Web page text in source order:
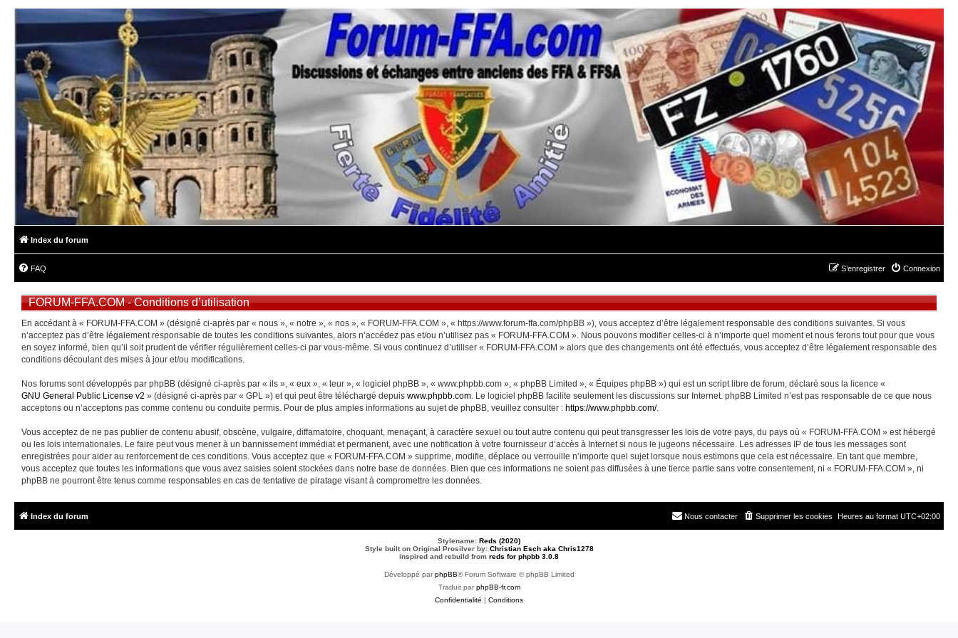
Index du forum
FAQ Connexion
S’enregistrer
FORUM-FFA.COM - Conditions d’utilisation
En accédant à « FORUM-FFA.COM » (désigné ci-après par « nous », « notre », « nos », « FORUM-FFA.COM », « https://www.forum-ffa.com/phpBB »), vous acceptez d’être légalement responsable des conditions suivantes. Si vous
n’acceptez pas d’être légalement responsable de toutes les conditions suivantes, alors n’accédez pas et/ou n’utilisez pas « FORUM-FFA.COM ». Nous pouvons modifier celles-ci à n’importe quel moment et nous ferons tout pour que vous
en soyez informé, bien qu’il soit prudent de vérifier régulièrement celles-ci par vous-même. Si vous continuez d’utiliser « FORUM-FFA.COM » alors que des changements ont été effectués, vous acceptez d’être légalement responsable des
conditions découlant des mises à jour et/ou modifications.
Nos forums sont développés par phpBB (désigné ci-après par « ils », « eux », « leur », « logiciel phpBB », « www.phpbb.com », « phpBB Limited », « Équipes phpBB ») qui est un script libre de forum, déclaré sous la licence «
GNU General Public License v2 » (désigné ci-après par « GPL ») et qui peut être téléchargé depuis www.phpbb.com. Le logiciel phpBB facilite seulement les discussions sur Internet. phpBB Limited n’est pas responsable de ce que nous
acceptons ou n’acceptons pas comme contenu ou conduite permis. Pour de plus amples informations au sujet de phpBB, veuillez consulter : https://www.phpbb.com/.
Vous acceptez de ne pas publier de contenu abusif, obscène, vulgaire, diffamatoire, choquant, menaçant, à caractère sexuel ou tout autre contenu qui peut transgresser les lois de votre pays, du pays où « FORUM-FFA.COM » est hébergé
ou les lois internationales. Le faire peut vous mener à un bannissement immédiat et permanent, avec une notification à votre fournisseur d’accès à Internet si nous le jugeons nécessaire. Les adresses IP de tous les messages sont
enregistrées pour aider au renforcement de ces conditions. Vous acceptez que « FORUM-FFA.COM » supprime, modifie, déplace ou verrouille n’importe quel sujet lorsque nous estimons que cela est nécessaire. En tant que membre,
vous acceptez que toutes les informations que vous avez saisies soient stockées dans notre base de données. Bien que ces informations ne soient pas diffusées à une tierce partie sans votre consentement, ni « FORUM-FFA.COM », ni
phpBB ne pourront être tenus comme responsables en cas de tentative de piratage visant à compromettre les données.
Index du forum Heures au format UTC+02:00
Supprimer les cookies
Nous contacter
Stylename: Reds (2020)
Style built on Original Prosilver by: Christian Esch aka Chris1278
inspired and rebuild from reds for phpbb 3.0.8
Développé parphpBB® Forum Software © phpBB Limited
Traduit parphpBB-fr.com
Confidentialité | Conditions